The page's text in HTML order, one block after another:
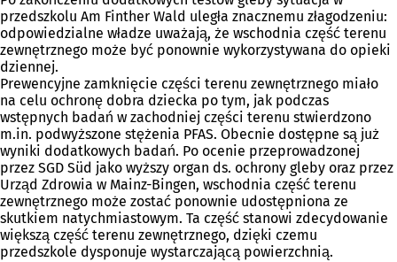
przedszkolu Am Finther Wald uległa znacznemu złagodzeniu:
odpowiedzialne władze uważają, że wschodnia część terenu
zewnętrznego może być ponownie wykorzystywana do opieki
dziennej.
Prewencyjne zamknięcie części terenu zewnętrznego miało
na celu ochronę dobra dziecka po tym, jak podczas
wstępnych badań w zachodniej części terenu stwierdzono
m.in. podwyższone stężenia PFAS. Obecnie dostępne są już
wyniki dodatkowych badań. Po ocenie przeprowadzonej
przez SGD Süd jako wyższy organ ds. ochrony gleby oraz przez
Urząd Zdrowia w Mainz-Bingen, wschodnia część terenu
zewnętrznego może zostać ponownie udostępniona ze
skutkiem natychmiastowym. Ta część stanowi zdecydowanie
większą część terenu zewnętrznego, dzięki czemu
przedszkole dysponuje wystarczającą powierzchnią.